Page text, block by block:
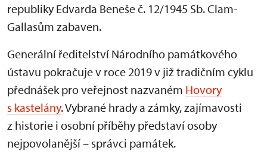
republiky Edvarda Beneše č. 12/1945 Sb. Clam-
Gallasům zabaven.
Generální ředitelství Národního památkového
ústavu pokračuje v roce 2019 v již tradičním cyklu
přednášek pro veřejnost nazvaném Hovory
s kastelány. Vybrané hrady a zámky, zajímavosti
z historie i osobní příběhy představí osoby
nejpovolanější – správci památek.